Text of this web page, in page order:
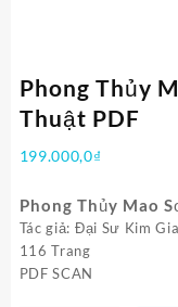
Phong Thủy
Thuật PDF
199.000,0₫
Phong Thủy Mao
Tác giả: Đại Sư Kim
116 Trang
PDF SCAN